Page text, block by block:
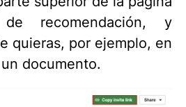
recomendación, y
quieras, por ejemplo, en
documento.